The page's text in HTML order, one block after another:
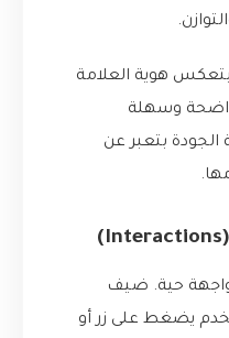
بتعكس هوية العلامة
وسهلة
الجودة بتعبر عن
حية. ضيف
يضغط على زر أو